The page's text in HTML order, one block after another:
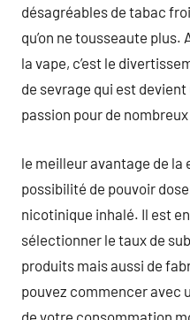
désagréables de tabac
qu’on ne tousseaute
la vape, c’est le
de sevrage qui est
passion pour de
le meilleur avantage de la
possibilité de pouvoir
nicotinique inhalé. Il est
sélectionner le taux de
produits mais aussi de
pouvez commencer avec
de votre consommation